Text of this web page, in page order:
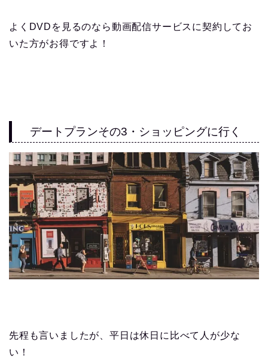
よくDVDを見るのなら動画配信サービスに契約してお
いた方がお得ですよ！
デートプランその3・ショッピングに行く
先程も言いましたが、平日は休日に比べて人が少な
い！